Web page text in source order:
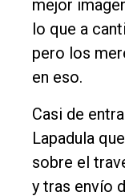
mejor
lo que a
pero los
en eso.
Casi de
Lapadula
sobre el
y tras envío